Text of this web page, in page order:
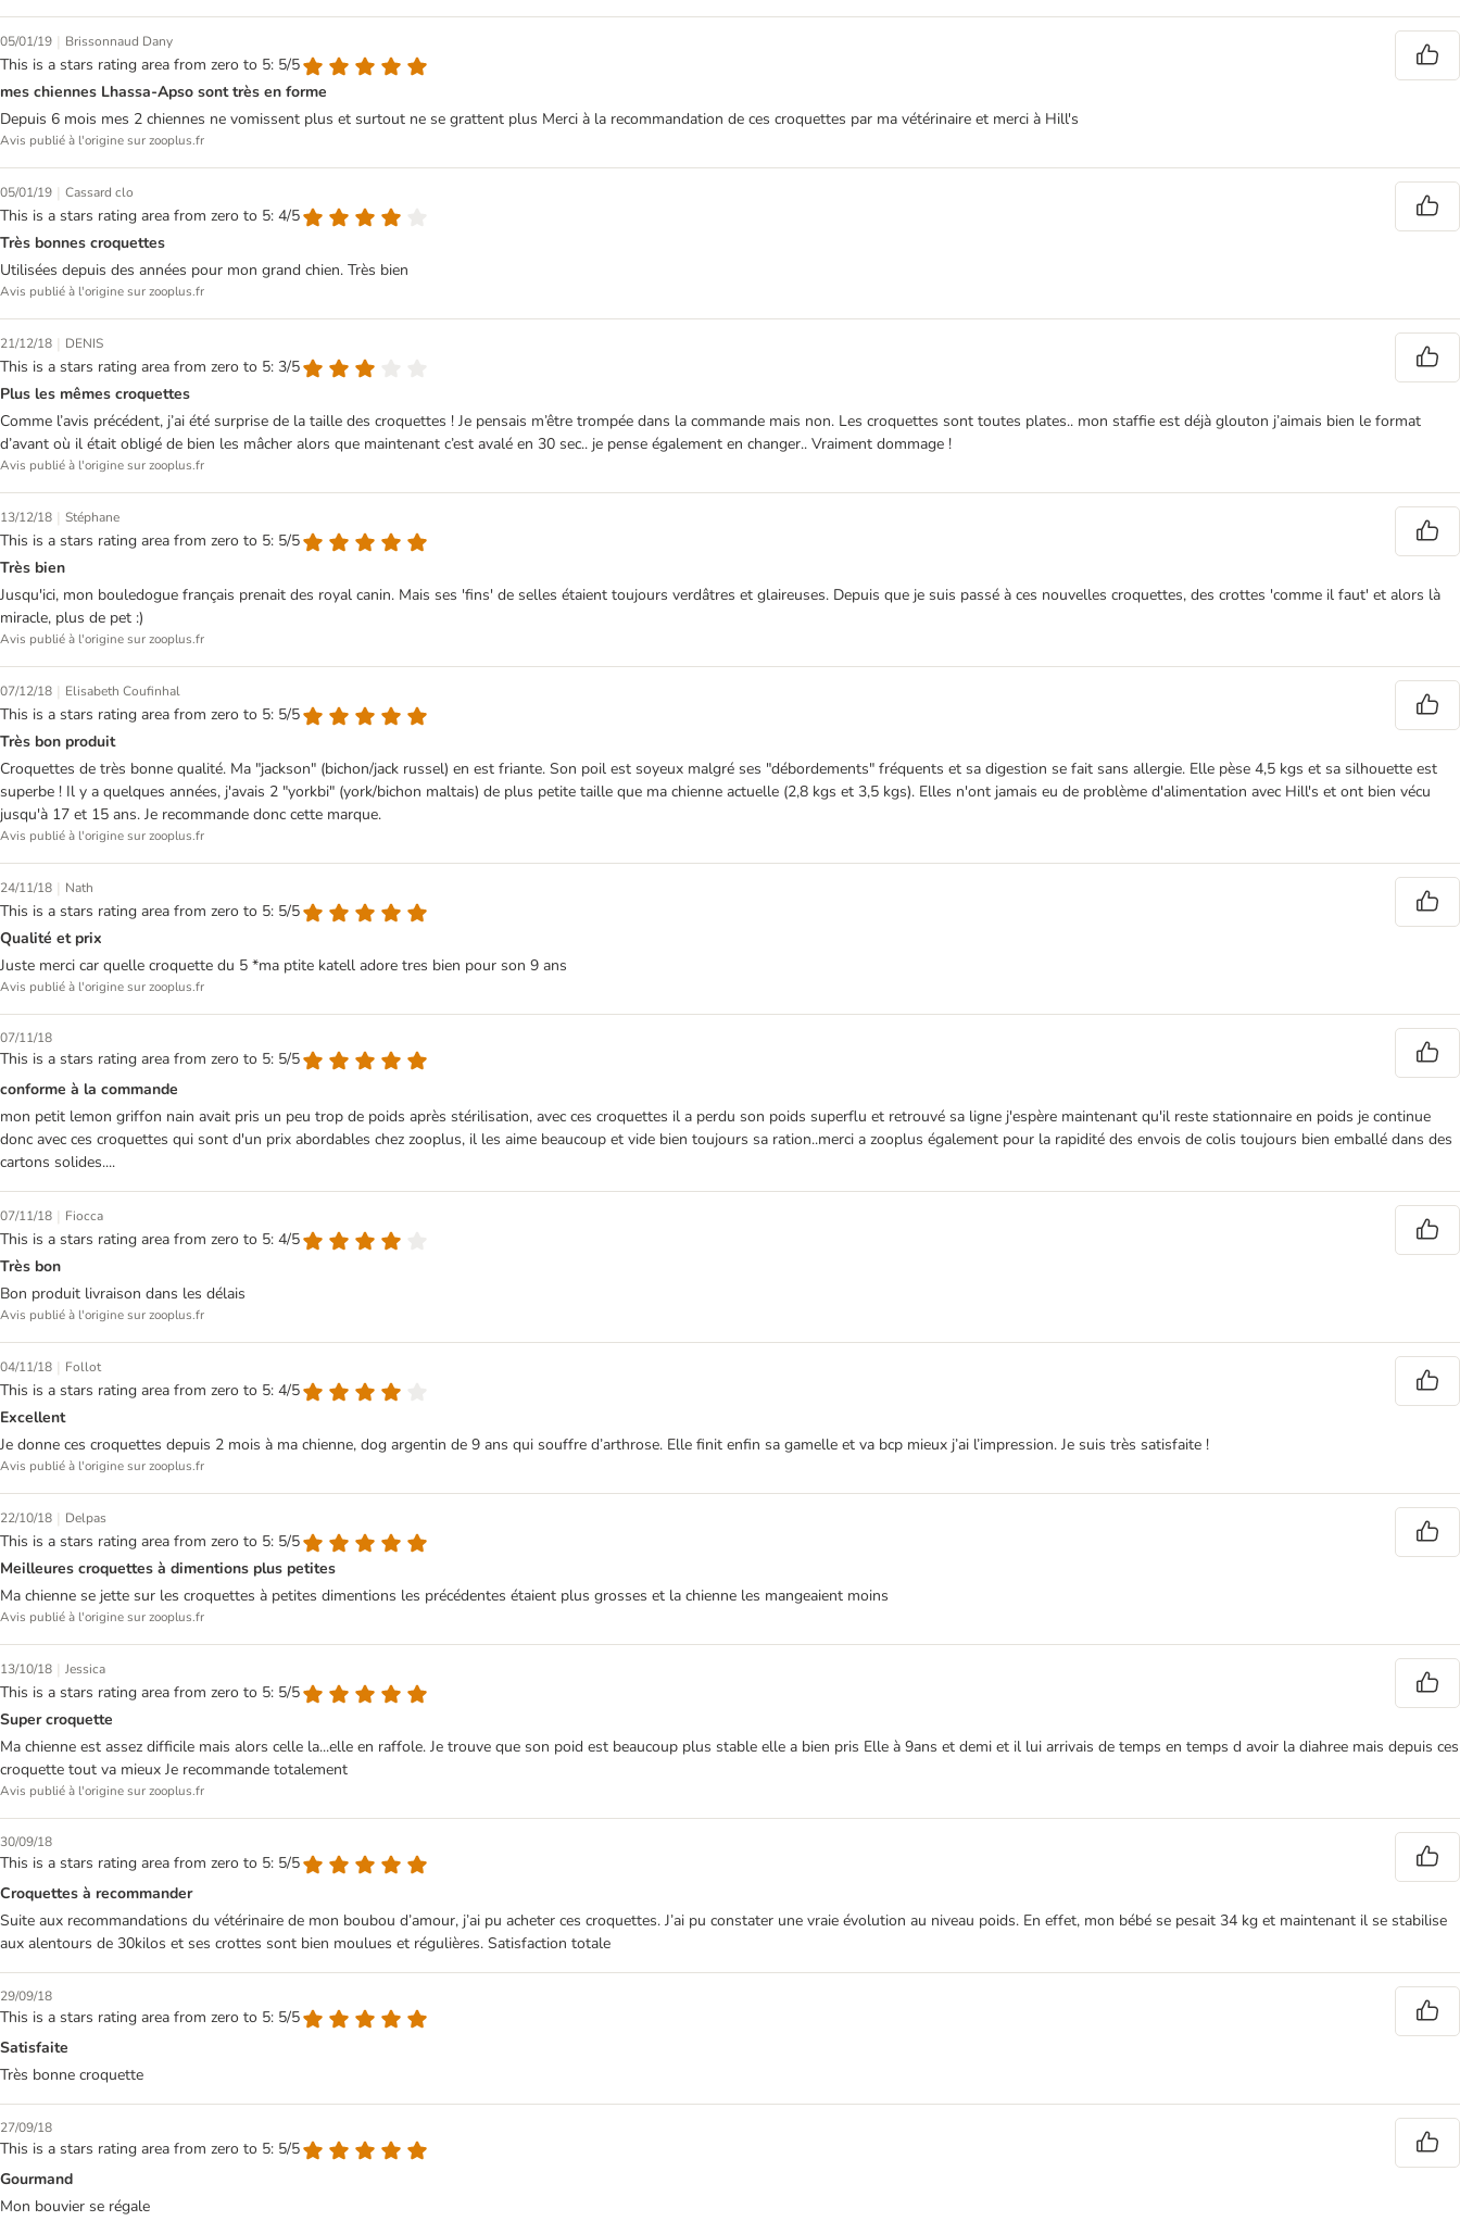
05/01/19 | Brissonnaud Dany
This is a stars rating area from zero to 5: 5/5
mes chiennes Lhassa-Apso sont très en forme
Depuis 6 mois mes 2 chiennes ne vomissent plus et surtout ne se grattent plus Merci à la recommandation de ces croquettes par ma vétérinaire et merci à Hill's
Avis publié à l'origine sur zooplus.fr
05/01/19 | Cassard clo
This is a stars rating area from zero to 5: 4/5
Très bonnes croquettes
Utilisées depuis des années pour mon grand chien. Très bien
Avis publié à l'origine sur zooplus.fr
21/12/18 | DENIS
This is a stars rating area from zero to 5: 3/5
Plus les mêmes croquettes
Comme l’avis précédent, j’ai été surprise de la taille des croquettes ! Je pensais m’être trompée dans la commande mais non. Les croquettes sont toutes plates.. mon staffie est déjà glouton j’aimais bien le format
d’avant où il était obligé de bien les mâcher alors que maintenant c’est avalé en 30 sec.. je pense également en changer.. Vraiment dommage !
Avis publié à l'origine sur zooplus.fr
13/12/18 | Stéphane
This is a stars rating area from zero to 5: 5/5
Très bien
Jusqu'ici, mon bouledogue français prenait des royal canin. Mais ses 'fins' de selles étaient toujours verdâtres et glaireuses. Depuis que je suis passé à ces nouvelles croquettes, des crottes 'comme il faut' et alors là
miracle, plus de pet :)
Avis publié à l'origine sur zooplus.fr
07/12/18 | Elisabeth Coufinhal
This is a stars rating area from zero to 5: 5/5
Très bon produit
Croquettes de très bonne qualité. Ma "jackson" (bichon/jack russel) en est friante. Son poil est soyeux malgré ses "débordements" fréquents et sa digestion se fait sans allergie. Elle pèse 4,5 kgs et sa silhouette est
superbe ! Il y a quelques années, j'avais 2 "yorkbi" (york/bichon maltais) de plus petite taille que ma chienne actuelle (2,8 kgs et 3,5 kgs). Elles n'ont jamais eu de problème d'alimentation avec Hill's et ont bien vécu
jusqu'à 17 et 15 ans. Je recommande donc cette marque.
Avis publié à l'origine sur zooplus.fr
24/11/18 | Nath
This is a stars rating area from zero to 5: 5/5
Qualité et prix
Juste merci car quelle croquette du 5 *ma ptite katell adore tres bien pour son 9 ans
Avis publié à l'origine sur zooplus.fr
07/11/18
This is a stars rating area from zero to 5: 5/5
conforme à la commande
mon petit lemon griffon nain avait pris un peu trop de poids après stérilisation, avec ces croquettes il a perdu son poids superflu et retrouvé sa ligne j'espère maintenant qu'il reste stationnaire en poids je continue
donc avec ces croquettes qui sont d'un prix abordables chez zooplus, il les aime beaucoup et vide bien toujours sa ration..merci a zooplus également pour la rapidité des envois de colis toujours bien emballé dans des
cartons solides....
07/11/18 | Fiocca
This is a stars rating area from zero to 5: 4/5
Très bon
Bon produit livraison dans les délais
Avis publié à l'origine sur zooplus.fr
04/11/18 | Follot
This is a stars rating area from zero to 5: 4/5
Excellent
Je donne ces croquettes depuis 2 mois à ma chienne, dog argentin de 9 ans qui souffre d’arthrose. Elle finit enfin sa gamelle et va bcp mieux j’ai l’impression. Je suis très satisfaite !
Avis publié à l'origine sur zooplus.fr
22/10/18 | Delpas
This is a stars rating area from zero to 5: 5/5
Meilleures croquettes à dimentions plus petites
Ma chienne se jette sur les croquettes à petites dimentions les précédentes étaient plus grosses et la chienne les mangeaient moins
Avis publié à l'origine sur zooplus.fr
13/10/18 | Jessica
This is a stars rating area from zero to 5: 5/5
Super croquette
Ma chienne est assez difficile mais alors celle la...elle en raffole. Je trouve que son poid est beaucoup plus stable elle a bien pris Elle à 9ans et demi et il lui arrivais de temps en temps d avoir la diahree mais depuis ces
croquette tout va mieux Je recommande totalement
Avis publié à l'origine sur zooplus.fr
30/09/18
This is a stars rating area from zero to 5: 5/5
Croquettes à recommander
Suite aux recommandations du vétérinaire de mon boubou d’amour, j’ai pu acheter ces croquettes. J’ai pu constater une vraie évolution au niveau poids. En effet, mon bébé se pesait 34 kg et maintenant il se stabilise
aux alentours de 30kilos et ses crottes sont bien moulues et régulières. Satisfaction totale
29/09/18
This is a stars rating area from zero to 5: 5/5
Satisfaite
Très bonne croquette
27/09/18
This is a stars rating area from zero to 5: 5/5
Gourmand
Mon bouvier se régale